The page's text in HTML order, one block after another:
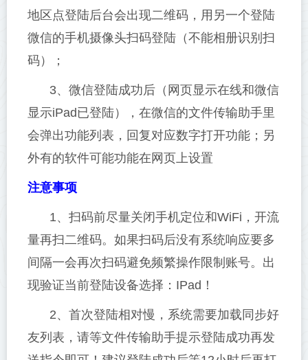
地区点登陆后台会出现二维码，用另一个登陆
微信的手机摄像头扫码登陆（不能相册识别扫
码）；
3、微信登陆成功后（网页显示在线和微信
显示iPad已登陆），在微信的文件传输助手里
会弹出功能列表，回复对应数字打开功能；另
外有的软件可能功能在网页上设置
注意事项
1、扫码前尽量关闭手机定位和WiFi，开流
量再扫二维码。如果扫码后没有系统响应要多
间隔一会再次扫码避免频繁操作限制账号。出
现验证当前登陆设备选择：IPad！
2、首次登陆相对慢，系统需要加载同步好
友列表，请等文件传输助手提示登陆成功再发